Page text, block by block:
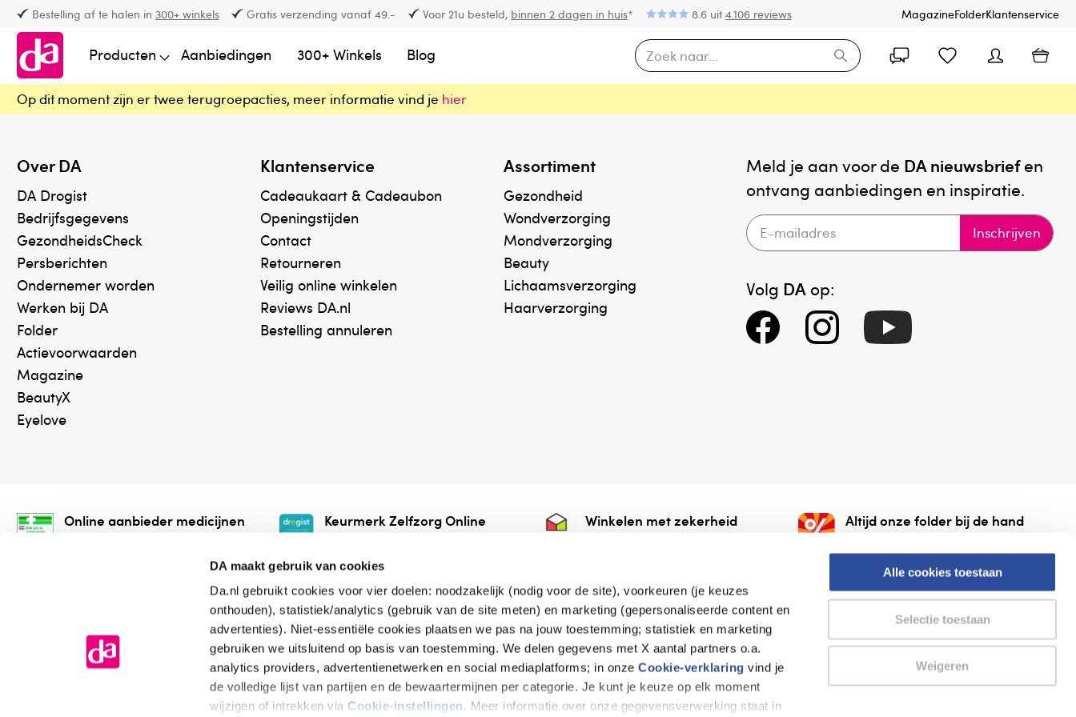
DA maakt gebruik van cookies
Da.nl gebruikt cookies voor vier doelen: noodzakelijk (nodig voor de site), voorkeuren (je keuzes
onthouden), statistiek/analytics (gebruik van de site meten) en marketing (gepersonaliseerde content en
advertenties). Niet-essentiële cookies plaatsen we pas na jouw toestemming; statistiek en marketing
gebruiken we uitsluitend op basis van toestemming. We delen gegevens met X aantal partners o.a.
analytics providers, advertentienetwerken en social mediaplatforms; in onzeCookie-verklaring vind je
de volledige lijst van partijen en de bewaartermijnen per categorie. Je kunt je keuze op elk moment
wijzigen of intrekken via Cookie-instellingen. Meer informatie over onze gegevensverwerking staat in
Alle cookies toestaan
Selectie toestaan
Weigeren
Bestelling af te halen in 300+ winkels Gratis verzending vanaf 49.- Voor 21u besteld, binnen 2 dagen in huis* 8.6 uit4.106 reviews MagazineFolderKlantenservice
Producten Aanbiedingen 300+ Winkels Blog
Op dit moment zijn er twee terugroepacties, meer informatie vind je hier
Over DA
DA Drogist
Bedrijfsgegevens
GezondheidsCheck
Persberichten
Ondernemer worden
Werken bij DA
Folder
Actievoorwaarden
Magazine
BeautyX
Eyelove
Klantenservice
Cadeaukaart & Cadeaubon
Openingstijden
Contact
Retourneren
Veilig online winkelen
Reviews DA.nl
Bestelling annuleren
Assortiment
Gezondheid
Wondverzorging
Mondverzorging
Beauty
Lichaamsverzorging
Haarverzorging
Meld je aan voor de DA nieuwsbriefen
ontvang aanbiedingen en inspiratie.
Inschrijven
Volg DA op:
Online aanbieder medicijnen
onze webshop mag verkopen.
Keurmerk Zelfzorg Online
online.
Winkelen met zekerheid Altijd onze folder bij de hand
AlleFolders.
de vriendelijke specialist
Algemene voorwaarden Cookieverklaring Disclaimer Privacy verklaring Thuiswinkel waarborg